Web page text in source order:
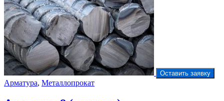
Оставить заявку
Арматура, Металлопрокат